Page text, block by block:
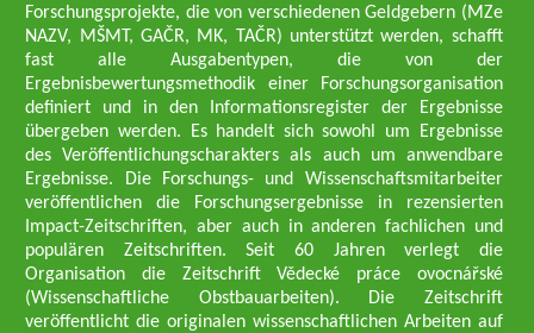
Forschungsprojekte, die von verschiedenen Geldgebern (MZe
NAZV, MŠMT, GAČR, MK, TAČR) unterstützt werden, schafft
fast alle Ausgabentypen, die von der
Ergebnisbewertungsmethodik einer Forschungsorganisation
definiert und in den Informationsregister der Ergebnisse
übergeben werden. Es handelt sich sowohl um Ergebnisse
des Veröffentlichungscharakters als auch um anwendbare
Ergebnisse. Die Forschungs- und Wissenschaftsmitarbeiter
veröffentlichen die Forschungsergebnisse in rezensierten
Impact-Zeitschriften, aber auch in anderen fachlichen und
populären Zeitschriften. Seit 60 Jahren verlegt die
Organisation die Zeitschrift Vědecké práce ovocnářské
(Wissenschaftliche Obstbauarbeiten). Die Zeitschrift
veröffentlicht die originalen wissenschaftlichen Arbeiten auf